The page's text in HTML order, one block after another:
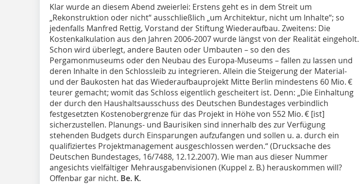
Klar wurde an diesem Abend zweierlei: Erstens geht es in dem Streit um
„Rekonstruktion oder nicht“ ausschließlich „um Architektur, nicht um Inhalte“; so
jedenfalls Manfred Rettig, Vorstand der Stiftung Wiederaufbau. Zweitens: Die
Kostenkalkulation aus den Jahren 2006-2007 wurde längst von der Realität eingeholt.
Schon wird überlegt, andere Bauten oder Umbauten – so den des
Pergamonmuseums oder den Neubau des Europa-Museums – fallen zu lassen und
deren Inhalte in den Schlossleib zu integrieren. Allein die Steigerung der Material-
und der Baukosten hat das Wiederaufbauprojekt Mitte Berlin mindestens 60 Mio. €
teurer gemacht; womit das Schloss eigentlich gescheitert ist. Denn: „Die Einhaltung
der durch den Haushaltsausschuss des Deutschen Bundestages verbindlich
festgesetzten Kostenobergrenze für das Projekt in Höhe von 552 Mio. € [ist]
sicherzustellen. Planungs- und Baurisiken sind innerhalb des zur Verfügung
stehenden Budgets durch Einsparungen aufzufangen und sollen u. a. durch ein
qualifiziertes Projektmanagement ausgeschlossen werden.“ (Drucksache des
Deutschen Bundestages, 16/7488, 12.12.2007). Wie man aus dieser Nummer
angesichts vielfältiger Mehrausgabenvisionen (Kuppel z. B.) herauskommen will?
Offenbar gar nicht. Be. K.